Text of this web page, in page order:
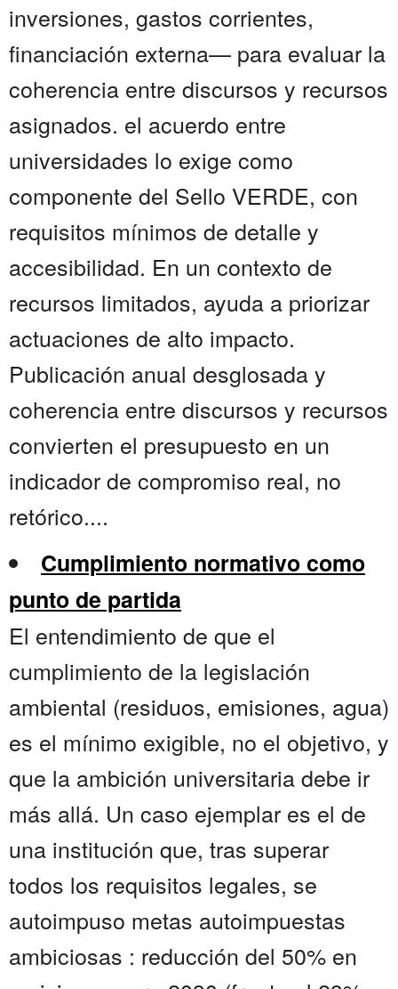
inversiones, gastos corrientes,
financiación externa— para evaluar la
coherencia entre discursos y recursos
asignados. el acuerdo entre
universidades lo exige como
componente del Sello VERDE, con
requisitos mínimos de detalle y
accesibilidad. En un contexto de
recursos limitados, ayuda a priorizar
actuaciones de alto impacto.
Publicación anual desglosada y
coherencia entre discursos y recursos
convierten el presupuesto en un
indicador de compromiso real, no
retórico....
Cumplimiento normativo como
punto de partida
El entendimiento de que el
cumplimiento de la legislación
ambiental (residuos, emisiones, agua)
es el mínimo exigible, no el objetivo, y
que la ambición universitaria debe ir
más allá. Un caso ejemplar es el de
una institución que, tras superar
todos los requisitos legales, se
autoimpuso metas autoimpuestas
ambiciosas : reducción del 50% en